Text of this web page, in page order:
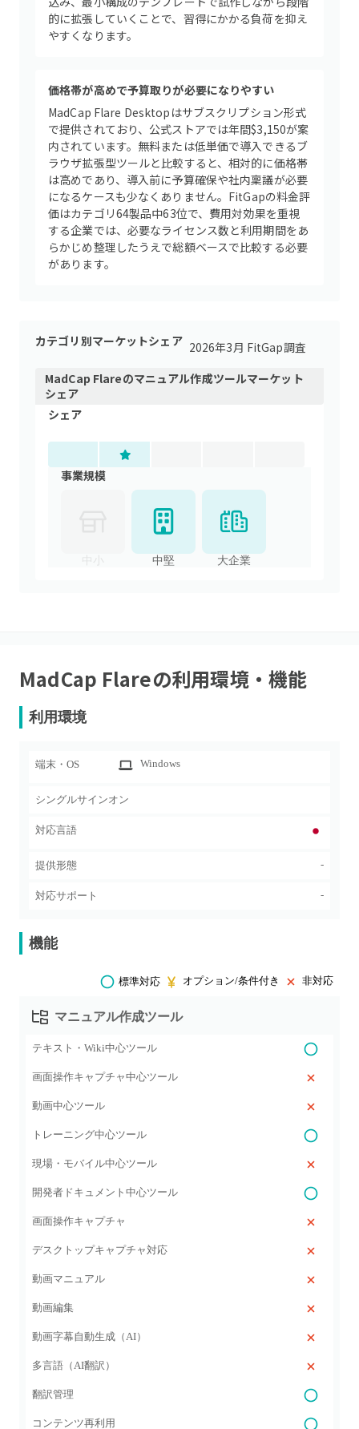
的に拡張していくことで、習得にかかる負荷を抑え
やすくなります。
価格帯が高めで予算取りが必要になりやすい
MadCap Flare Desktopはサブスクリプション形式
で提供されており、公式ストアでは年間$3,150が案
内されています。無料または低単価で導入できるブ
ラウザ拡張型ツールと比較すると、相対的に価格帯
は高めであり、導入前に予算確保や社内稟議が必要
になるケースも少なくありません。FitGapの料金評
価はカテゴリ64製品中63位で、費用対効果を重視
する企業では、必要なライセンス数と利用期間をあ
らかじめ整理したうえで総額ベースで比較する必要
があります。
カテゴリ別マーケットシェア 2026年3月 FitGap調査
MadCap Flareのマニュアル作成ツールマーケット
シェア
シェア
事業規模
中堅 大企業
MadCap Flareの利用環境・機能
利用環境
端末・OS Windows
シングルサインオン
対応言語
提供形態 -
対応サポート -
機能
標準対応 オプション/条件付き 非対応
マニュアル作成ツール
テキスト・Wiki中心ツール
画面操作キャプチャ中心ツール
動画中心ツール
トレーニング中心ツール
現場・モバイル中心ツール
開発者ドキュメント中心ツール
画面操作キャプチャ
デスクトップキャプチャ対応
動画マニュアル
動画編集
動画字幕自動生成（AI）
多言語（AI翻訳）
翻訳管理
コンテンツ再利用